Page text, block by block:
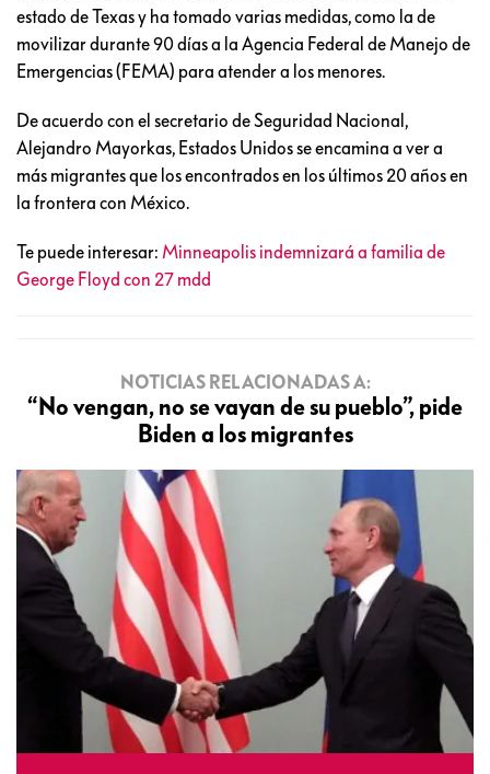
estado de Texas y ha tomado varias medidas, como la de
movilizar durante 90 días a la Agencia Federal de Manejo de
Emergencias (FEMA) para atender a los menores.
De acuerdo con el secretario de Seguridad Nacional,
Alejandro Mayorkas, Estados Unidos se encamina a ver a
más migrantes que los encontrados en los últimos 20 años en
la frontera con México.
Te puede interesar: Minneapolis indemnizará a familia de
George Floyd con 27 mdd
NOTICIAS RELACIONADAS A:
“No vengan, no se vayan de su pueblo”, pide
Biden a los migrantes